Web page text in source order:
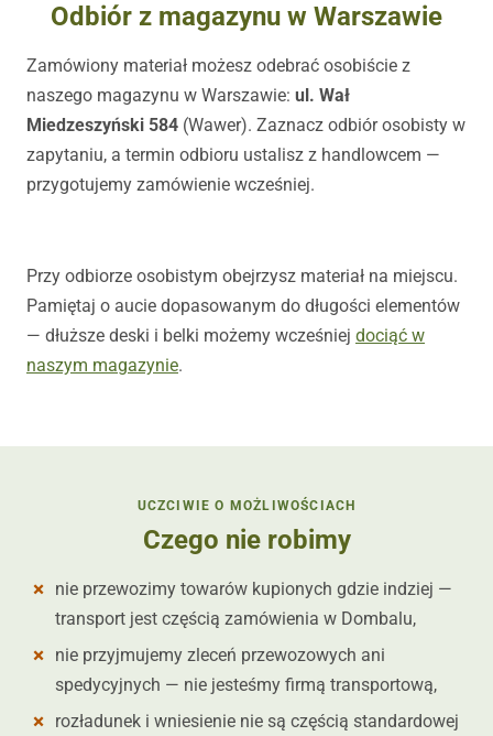
Odbiór z magazynu w Warszawie
Zamówiony materiał możesz odebrać osobiście z
naszego magazynu w Warszawie: ul. Wał
Miedzeszyński 584 (Wawer). Zaznacz odbiór osobisty w
zapytaniu, a termin odbioru ustalisz z handlowcem —
przygotujemy zamówienie wcześniej.
Przy odbiorze osobistym obejrzysz materiał na miejscu.
Pamiętaj o aucie dopasowanym do długości elementów
— dłuższe deski i belki możemy wcześniej dociąć w
naszym magazynie.
UCZCIWIE O MOŻLIWOŚCIACH
Czego nie robimy
nie przewozimy towarów kupionych gdzie indziej —
transport jest częścią zamówienia w Dombalu,
nie przyjmujemy zleceń przewozowych ani
spedycyjnych — nie jesteśmy firmą transportową,
rozładunek i wniesienie nie są częścią standardowej